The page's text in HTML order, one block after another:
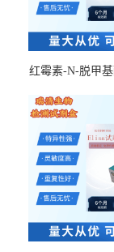
红霉素-N-脱甲